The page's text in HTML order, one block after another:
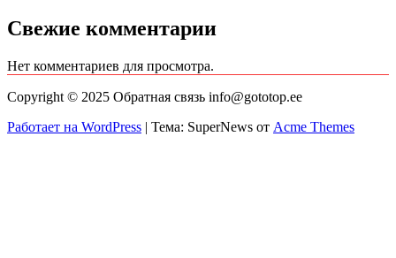
Свежие комментарии
Нет комментариев для просмотра.
Copyright © 2025 Обратная связь info@gototop.ee
Работает на WordPress | Тема: SuperNews от Acme Themes